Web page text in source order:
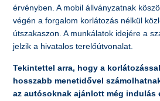
érvényben. A mobil állványzatnak
végén a forgalom korlátozás nélkül
útszakaszon. A munkálatok idejére a
jelzik a hivatalos terelőútvonalat.
Tekintettel arra, hogy a
hosszabb menetidővel
az autósoknak ajánlott még indulás